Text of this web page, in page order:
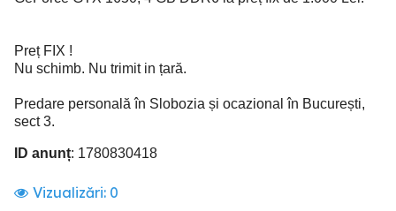
Preț FIX !
Nu schimb. Nu trimit in țară.
Predare personală în Slobozia și ocazional în București,
sect 3.
ID anunț: 1780830418
Vizualizări: 0